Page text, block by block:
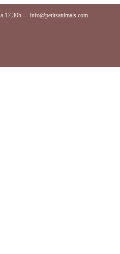
17.30h -- info@petitsanimals.com